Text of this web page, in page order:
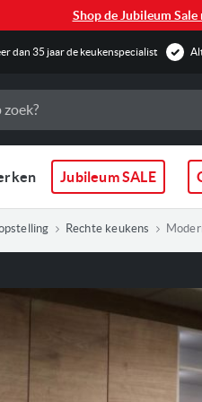
Shop de Jubileum
dan 35 jaar de keukenspecialist
Jubileum SALE
Rechte keukens